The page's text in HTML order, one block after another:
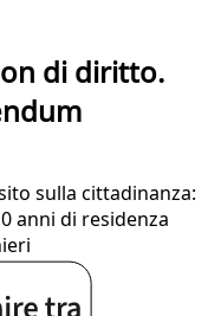
di diritto.
sulla cittadinanza:
anni di residenza